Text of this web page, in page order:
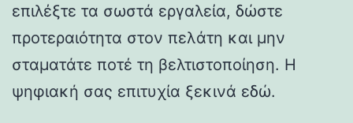
επιλέξτε τα σωστά εργαλεία, δώστε
προτεραιότητα στον πελάτη και μην
σταματάτε ποτέ τη βελτιστοποίηση. Η
ψηφιακή σας επιτυχία ξεκινά εδώ.